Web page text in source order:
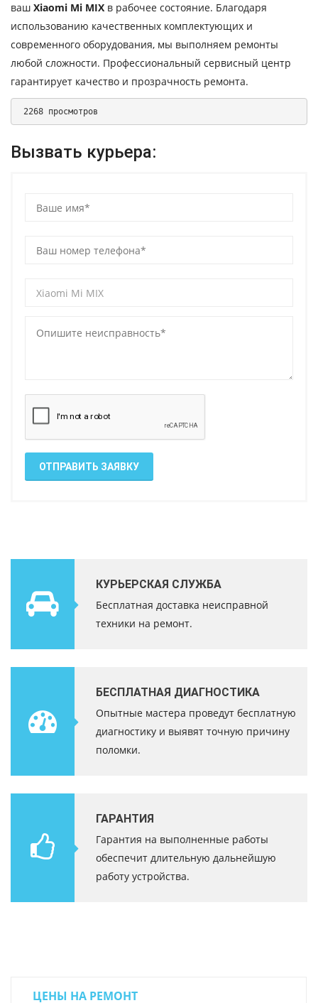
ваш Xiaomi Mi MIX в рабочее состояние. Благодаря
использованию качественных комплектующих и
современного оборудования, мы выполняем ремонты
любой сложности. Профессиональный сервисный центр
гарантирует качество и прозрачность ремонта.
2268 просмотров
Вызвать курьера:
ОТПРАВИТЬ ЗАЯВКУ
КУРЬЕРСКАЯ СЛУЖБА
Бесплатная доставка неисправной
техники на ремонт.
БЕСПЛАТНАЯ ДИАГНОСТИКА
Опытные мастера проведут бесплатную
диагностику и выявят точную причину
поломки.
ГАРАНТИЯ
Гарантия на выполненные работы
обеспечит длительную дальнейшую
работу устройства.
ЦЕНЫ НА РЕМОНТ